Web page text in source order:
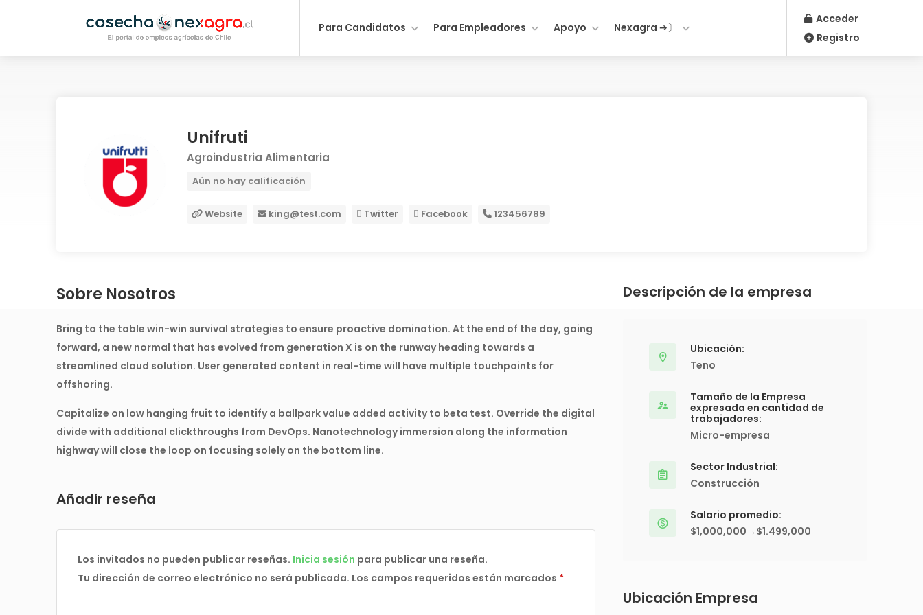
Para Candidatos Para Empleadores Apoyo Nexagra ➔〕
Acceder
Registro
Unifruti
Agroindustria Alimentaria
Aún no hay calificación
Website king@test.com Twitter Facebook 123456789
Sobre Nosotros
Bring to the table win-win survival strategies to ensure proactive domination. At the end of the day, going
forward, a new normal that has evolved from generation X is on the runway heading towards a
streamlined cloud solution. User generated content in real-time will have multiple touchpoints for
offshoring.
Capitalize on low hanging fruit to identify a ballpark value added activity to beta test. Override the digital
divide with additional clickthroughs from DevOps. Nanotechnology immersion along the information
highway will close the loop on focusing solely on the bottom line.
Añadir reseña
Los invitados no pueden publicar reseñas. Inicia sesión para publicar una reseña.
Tu dirección de correo electrónico no será publicada. Los campos requeridos están marcados *
Descripción de la empresa
Ubicación:
Teno
Tamaño de la Empresa
expresada en cantidad de
trabajadores:
Micro-empresa
Sector Industrial:
Construcción
Salario promedio:
$1,000,000→$1.499,000
Ubicación Empresa